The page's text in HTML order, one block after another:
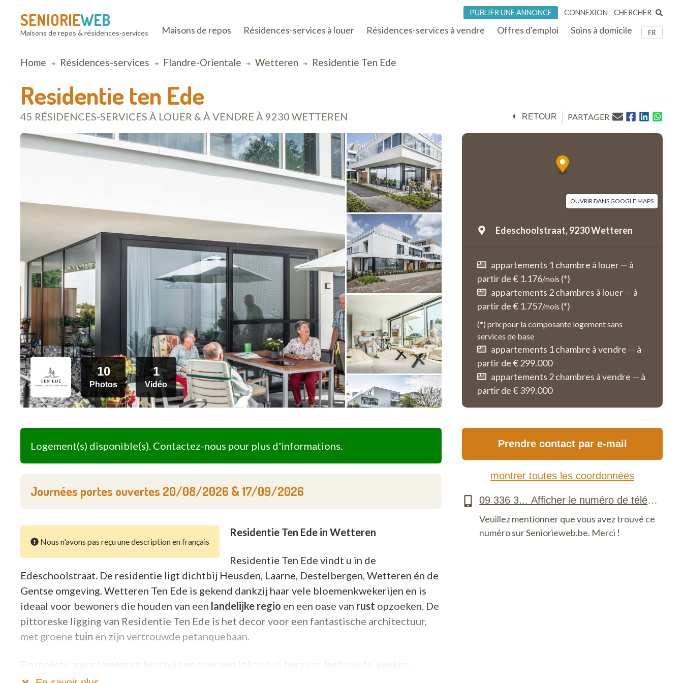
SENIORIEWEB
Maisons de repos & résidences-services FR
Maisons de repos Résidences-services à louer Résidences-services à vendre Offres d'emploi Soins à domicile
PUBLIER UNE ANNONCE CONNEXION CHERCHER
Breadcrumb
Home Résidences-services Flandre-Orientale Wetteren Residentie Ten Ede
Residentie ten Ede
45 RÉSIDENCES-SERVICES À LOUER & À VENDRE À 9230 WETTEREN RETOUR PARTAGER
10
Photos
1
Vidéo
OUVRIR DANS GOOGLE MAPS
Edeschoolstraat,9230 Wetteren
appartements 1 chambre à louer— à
partir de € 1.176/mois (*)
appartements 2 chambres à louer— à
partir de € 1.757/mois (*)
(*) prix pour la composante logement sans
services de base
appartements 1 chambre à vendre — à
partir de € 299.000
appartements 2 chambres à vendre — à
partir de € 399.000
Logement(s) disponible(s). Contactez-nous pour plus d'informations.
Journées portes ouvertes 20/08/2026 &17/09/2026
Nous n'avons pas reçu une description en français
Residentie Ten Ede in Wetteren
Residentie Ten Ede vindt u in de
Edeschoolstraat. De residentie ligt dichtbij Heusden, Laarne, Destelbergen, Wetteren én de
Gentse omgeving. Wetteren Ten Ede is gekend dankzij haar vele bloemenkwekerijen en is
ideaal voor bewoners die houden van een landelijke regio en een oase van rust opzoeken. De
pittoreske ligging van Residentie Ten Ede is het decor voor een fantastische architectuur,
met groene tuin en zijn vertrouwde petanquebaan.
De meeste appartementen beschikken over een inkomhal, berging, leefruimte, keuken,
badkamer en slaapkamer(s). De oppervlaktes schommelen tussen 61m² en 93m². Ieder
Prendre contact par e-mail
montrer toutes les coordonnées
Veuillez mentionner que vous avez trouvé ce
numéro sur Seniorieweb.be. Merci !